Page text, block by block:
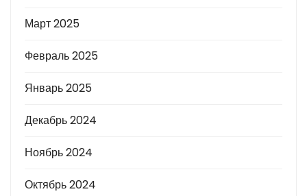
Март 2025
Февраль 2025
Январь 2025
Декабрь 2024
Ноябрь 2024
Октябрь 2024